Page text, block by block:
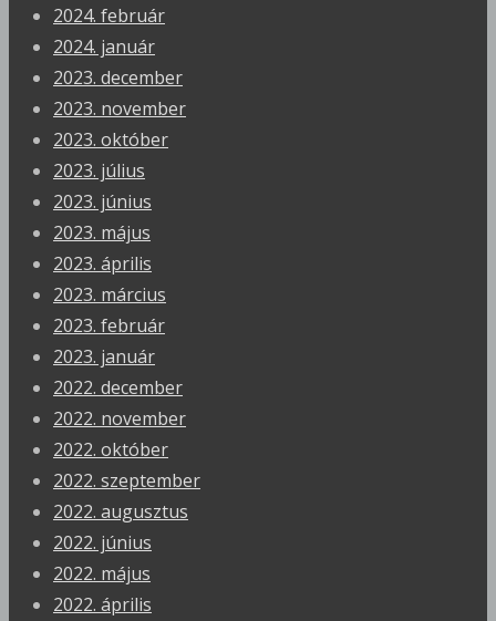
2024. február
2024. január
2023. december
2023. november
2023. október
2023. július
2023. június
2023. május
2023. április
2023. március
2023. február
2023. január
2022. december
2022. november
2022. október
2022. szeptember
2022. augusztus
2022. június
2022. május
2022. április